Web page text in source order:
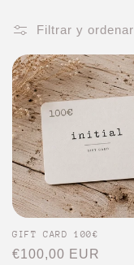
c
i
ó
n
:
Filtrar y ordenar
GIFT CARD 100€
Precio
€100,00 EUR